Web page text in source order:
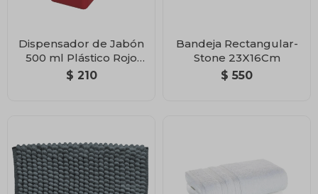
Dispensador de Jabón
500 ml Plástico Rojo
Bold
$ 210
Bandeja Rectangular-
Stone 23X16Cm
$ 550